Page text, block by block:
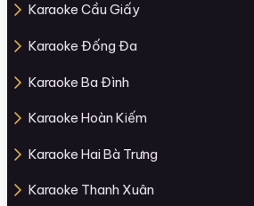
Karaoke Cầu Giấy
Karaoke Đống Đa
Karaoke Ba Đình
Karaoke Hoàn Kiếm
Karaoke Hai Bà Trưng
Karaoke Thanh Xuân